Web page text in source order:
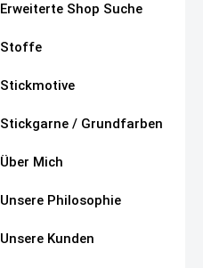
Erweiterte Shop Suche
Stoffe
Stickmotive
Stickgarne / Grundfarben
Über Mich
Unsere Philosophie
Unsere Kunden